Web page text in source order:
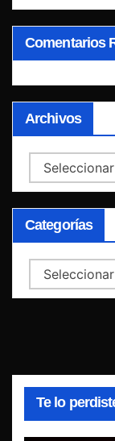
Comentarios
Archivos
Archivos
Categorías
Categorías
Te lo